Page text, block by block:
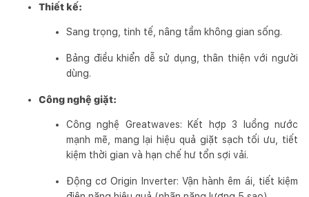
Thiết kế:
Sang trọng, tinh tế, nâng tầm không gian sống.
Bảng điều khiển dễ sử dụng, thân thiện với người
dùng.
Công nghệ giặt:
Công nghệ Greatwaves: Kết hợp 3 luồng nước
mạnh mẽ, mang lại hiệu quả giặt sạch tối ưu, tiết
kiệm thời gian và hạn chế hư tổn sợi vải.
Động cơ Origin Inverter: Vận hành êm ái, tiết kiệm